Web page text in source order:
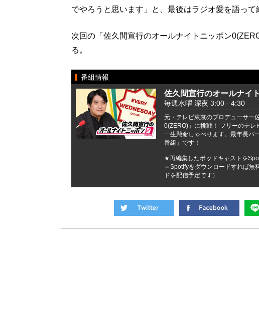
でやろうと思います」と、最後はラジオ愛を語って
次回の「佐久間宣行のオールナイトニッポン
る。
番組情報
佐久間宣行のオールナイ
毎週水曜 深夜 3:00 - 4:30
元・テレビ東京のプロデューサー
0(ZERO)」に挑戦！ フリーのテレ
一生懸命しゃべります。最年長パ
番組」です！
★再編集したポッドキャストを
～Spotifyをダウンロードすれば無
ドを配信予定です）